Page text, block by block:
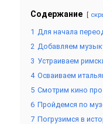
Содержание
1 Для начала
2 Добавляем
3 Устраиваем
4 Осваиваем
5 Смотрим кино
6 Пройдемся по
7 Погрузимся в